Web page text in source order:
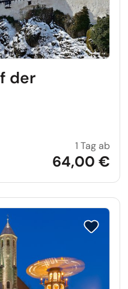
der
1 Tag ab
64,00 €
Reise auf